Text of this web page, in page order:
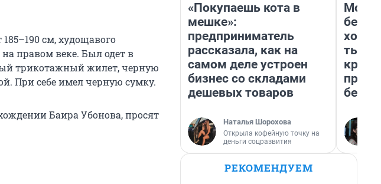
см, худощавого
правом веке. Был одет в
трикотажный жилет, черную
При себе имел черную сумку.
Баира Убонова, просят
«Покупаешь кота в
мешке»:
предприниматель
рассказала, как на
самом деле устроен
бизнес со складами
дешевых товаров
Наталья Шорохова
Открыла кофейную точку на
деньги соцразвития
Мой
РЕКОМЕНДУЕМ